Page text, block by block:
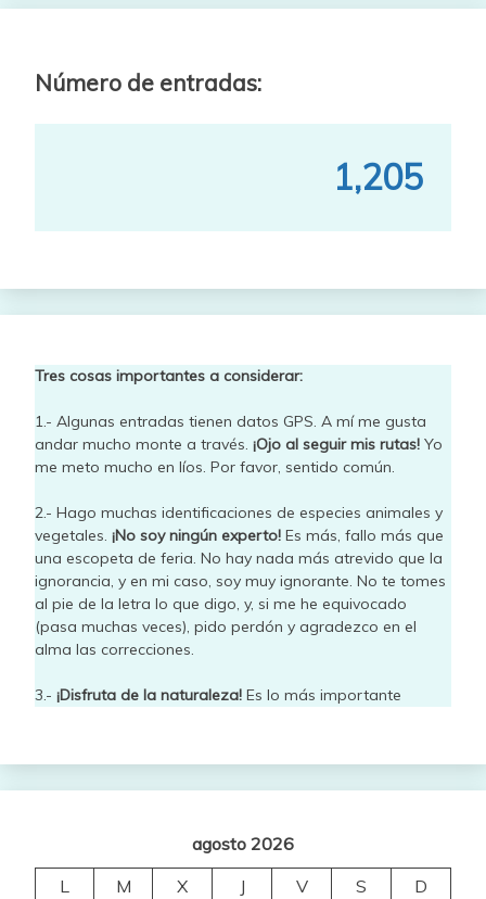
Número de entradas:
1,205
Tres cosas importantes a considerar:
1.- Algunas entradas tienen datos GPS. A mí me gusta
andar mucho monte a través. ¡Ojo al seguir mis rutas! Yo
me meto mucho en líos. Por favor, sentido común.
2.- Hago muchas identificaciones de especies animales y
vegetales. ¡No soy ningún experto! Es más, fallo más que
una escopeta de feria. No hay nada más atrevido que la
ignorancia, y en mi caso, soy muy ignorante. No te tomes
al pie de la letra lo que digo, y, si me he equivocado
(pasa muchas veces), pido perdón y agradezco en el
alma las correcciones.
3.- ¡Disfruta de la naturaleza! Es lo más importante
agosto 2026
L
M X J V S
D